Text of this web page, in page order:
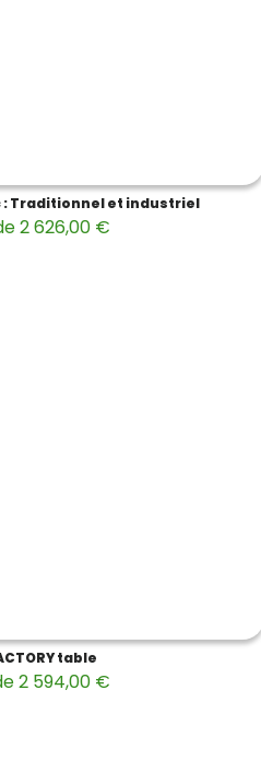
: Traditionnel et industriel
2 626,00 €
table
2 594,00 €